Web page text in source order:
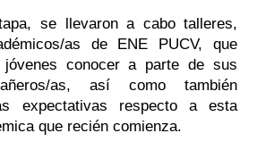
se llevaron a cabo talleres,
as de ENE PUCV, que
conocer a parte de sus
as, así como también
expectativas respecto a esta
que recién comienza.